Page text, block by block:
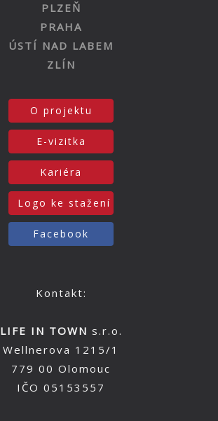
PLZEŇ
PRAHA
ÚSTÍ NAD LABEM
ZLÍN
O projektu
E-vizitka
Kariéra
Logo ke stažení
Facebook
Kontakt:
LIFE IN TOWN s.r.o.
Wellnerova 1215/1
779 00 Olomouc
IČO 05153557